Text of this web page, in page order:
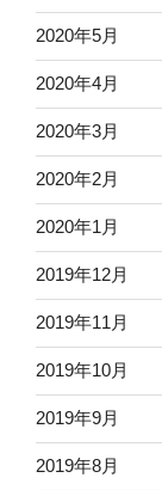
2020年5月
2020年4月
2020年3月
2020年2月
2020年1月
2019年12月
2019年11月
2019年10月
2019年9月
2019年8月